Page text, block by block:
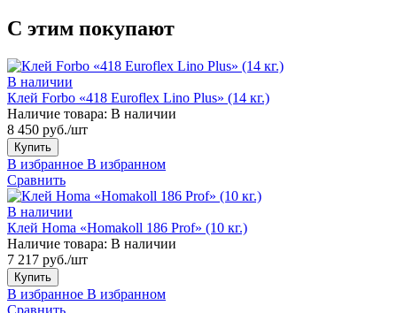
С этим покупают
В наличии
Клей Forbo «418 Euroflex Lino Plus» (14 кг.)
Наличие товара: В наличии
8 450 руб./шт
Купить
В избранное В избранном
Сравнить
В наличии
Клей Homa «Homakoll 186 Prof» (10 кг.)
Наличие товара: В наличии
7 217 руб./шт
Купить
В избранное В избранном
Сравнить